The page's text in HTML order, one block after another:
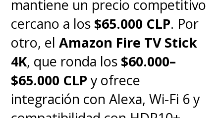
mantiene un precio competitivo
cercano a los $65.000 CLP. Por
otro, elAmazon Fire TV Stick
4K, que ronda los $60.000–
$65.000 CLP y ofrece
integración con Alexa, Wi-Fi 6 y